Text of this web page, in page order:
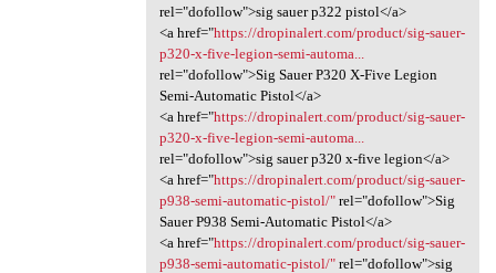
rel="dofollow">sig sauer p322 pistol</a>
<a href="https://dropinalert.com/product/sig-sauer-
p320-x-five-legion-semi-automa...
rel="dofollow">Sig Sauer P320 X-Five Legion
Semi-Automatic Pistol</a>
<a href="https://dropinalert.com/product/sig-sauer-
p320-x-five-legion-semi-automa...
rel="dofollow">sig sauer p320 x-five legion</a>
<a href="https://dropinalert.com/product/sig-sauer-
p938-semi-automatic-pistol/"rel="dofollow">Sig
Sauer P938 Semi-Automatic Pistol</a>
<a href="https://dropinalert.com/product/sig-sauer-
p938-semi-automatic-pistol/"rel="dofollow">sig